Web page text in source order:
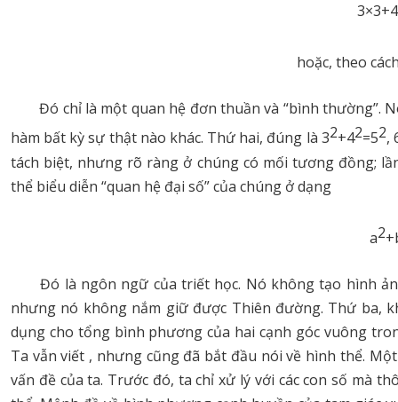
hoặc, theo
Đó chỉ là một quan hệ đơn thuần và “bình thường”.
hàm bất kỳ sự thật nào khác. Thứ hai, đúng là 32+42=52,
tách biệt, nhưng rõ ràng ở chúng có mối tương đồng;
thể biểu diễn “quan hệ đại số” của chúng ở dạng
a2
Đó là ngôn ngữ của triết học. Nó không tạo hình
nhưng nó không nắm giữ được Thiên đường. Thứ ba,
dụng cho tổng bình phương của hai cạnh góc vuông
Ta vẫn viết , nhưng cũng đã bắt đầu nói về hình thể.
vấn đề của ta. Trước đó, ta chỉ xử lý với các con số mà